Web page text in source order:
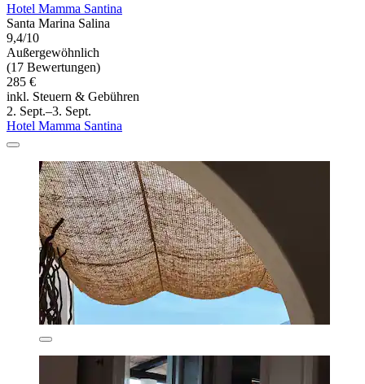
Hotel Mamma Santina
Santa Marina Salina
9,4/10
Außergewöhnlich
(17 Bewertungen)
285 €
inkl. Steuern & Gebühren
2. Sept.–3. Sept.
Hotel Mamma Santina